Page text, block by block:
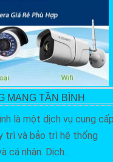
MẠNG TẦN BÌNH
là một dịch vụ cung
trì và bảo trì hệ thống
cá nhân. Dịch...